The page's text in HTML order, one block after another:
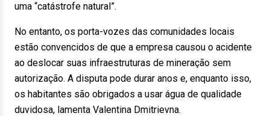
uma “catástrofe natural”.
No entanto, os porta-vozes das comunidades locais
estão convencidos de que a empresa causou o acidente
ao deslocar suas infraestruturas de mineração sem
autorização. A disputa pode durar anos e, enquanto isso,
os habitantes são obrigados a usar água de qualidade
duvidosa, lamenta Valentina Dmitrievna.